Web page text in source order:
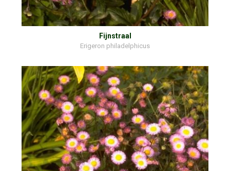
Fijnstraal
Erigeron philadelphicus